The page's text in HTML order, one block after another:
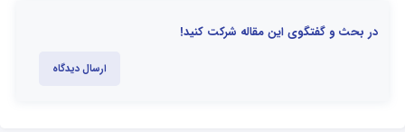
در بحث و گفتگوی این مقاله شرکت کنید!
ارسال دیدگاه